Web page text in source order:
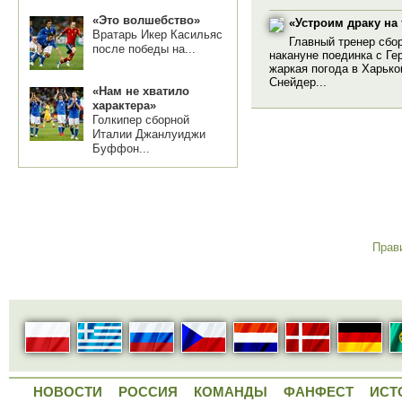
«Это волшебство»
Вратарь Икер Касильяс
после победы на...
«Нам не хватило
характера»
Голкипер сборной
Италии Джанлуиджи
Буффон...
«Устроим драку на
Главный тренер
накануне поединка с
жаркая погода в
Снейдер...
НОВОСТИ РОССИЯ КОМАНДЫ ФАНФЕСТ